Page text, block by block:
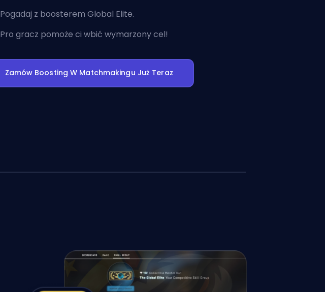
Pogadaj z boosterem Global Elite.
Pro gracz pomoże ci wbić wymarzony cel!
Zamów Boosting W Matchmakingu Już Teraz